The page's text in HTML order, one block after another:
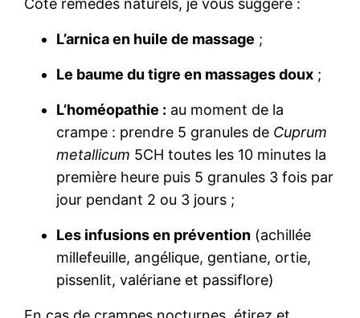
Côté remèdes naturels, je vous suggère :
L’arnica en huile de massage ;
Le baume du tigre en massages doux ;
L’homéopathie : au moment de la
crampe : prendre 5 granules de Cuprum
metallicum 5CH toutes les 10 minutes la
première heure puis 5 granules 3 fois par
jour pendant 2 ou 3 jours ;
Les infusions en prévention (achillée
millefeuille, angélique, gentiane, ortie,
pissenlit, valériane et passiflore)